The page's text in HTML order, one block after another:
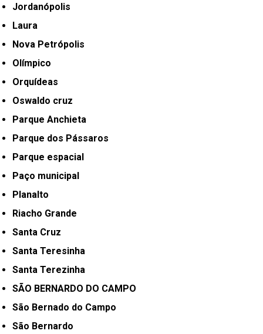
Jordanópolis
Laura
Nova Petrópolis
Olímpico
Orquídeas
Oswaldo cruz
Parque Anchieta
Parque dos Pássaros
Parque espacial
Paço municipal
Planalto
Riacho Grande
Santa Cruz
Santa Teresinha
Santa Terezinha
SÃO BERNARDO DO CAMPO
São Bernado do Campo
São Bernardo